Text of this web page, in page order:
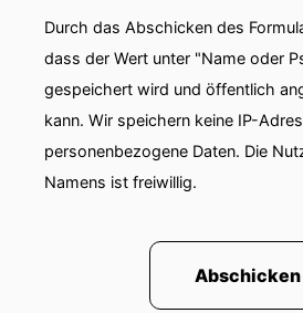
Durch das Abschicken des
dass der Wert unter "Name oder
gespeichert wird und öffentlich
kann. Wir speichern keine IP-
personenbezogene Daten. Die
Namens ist freiwillig.
Abschicken